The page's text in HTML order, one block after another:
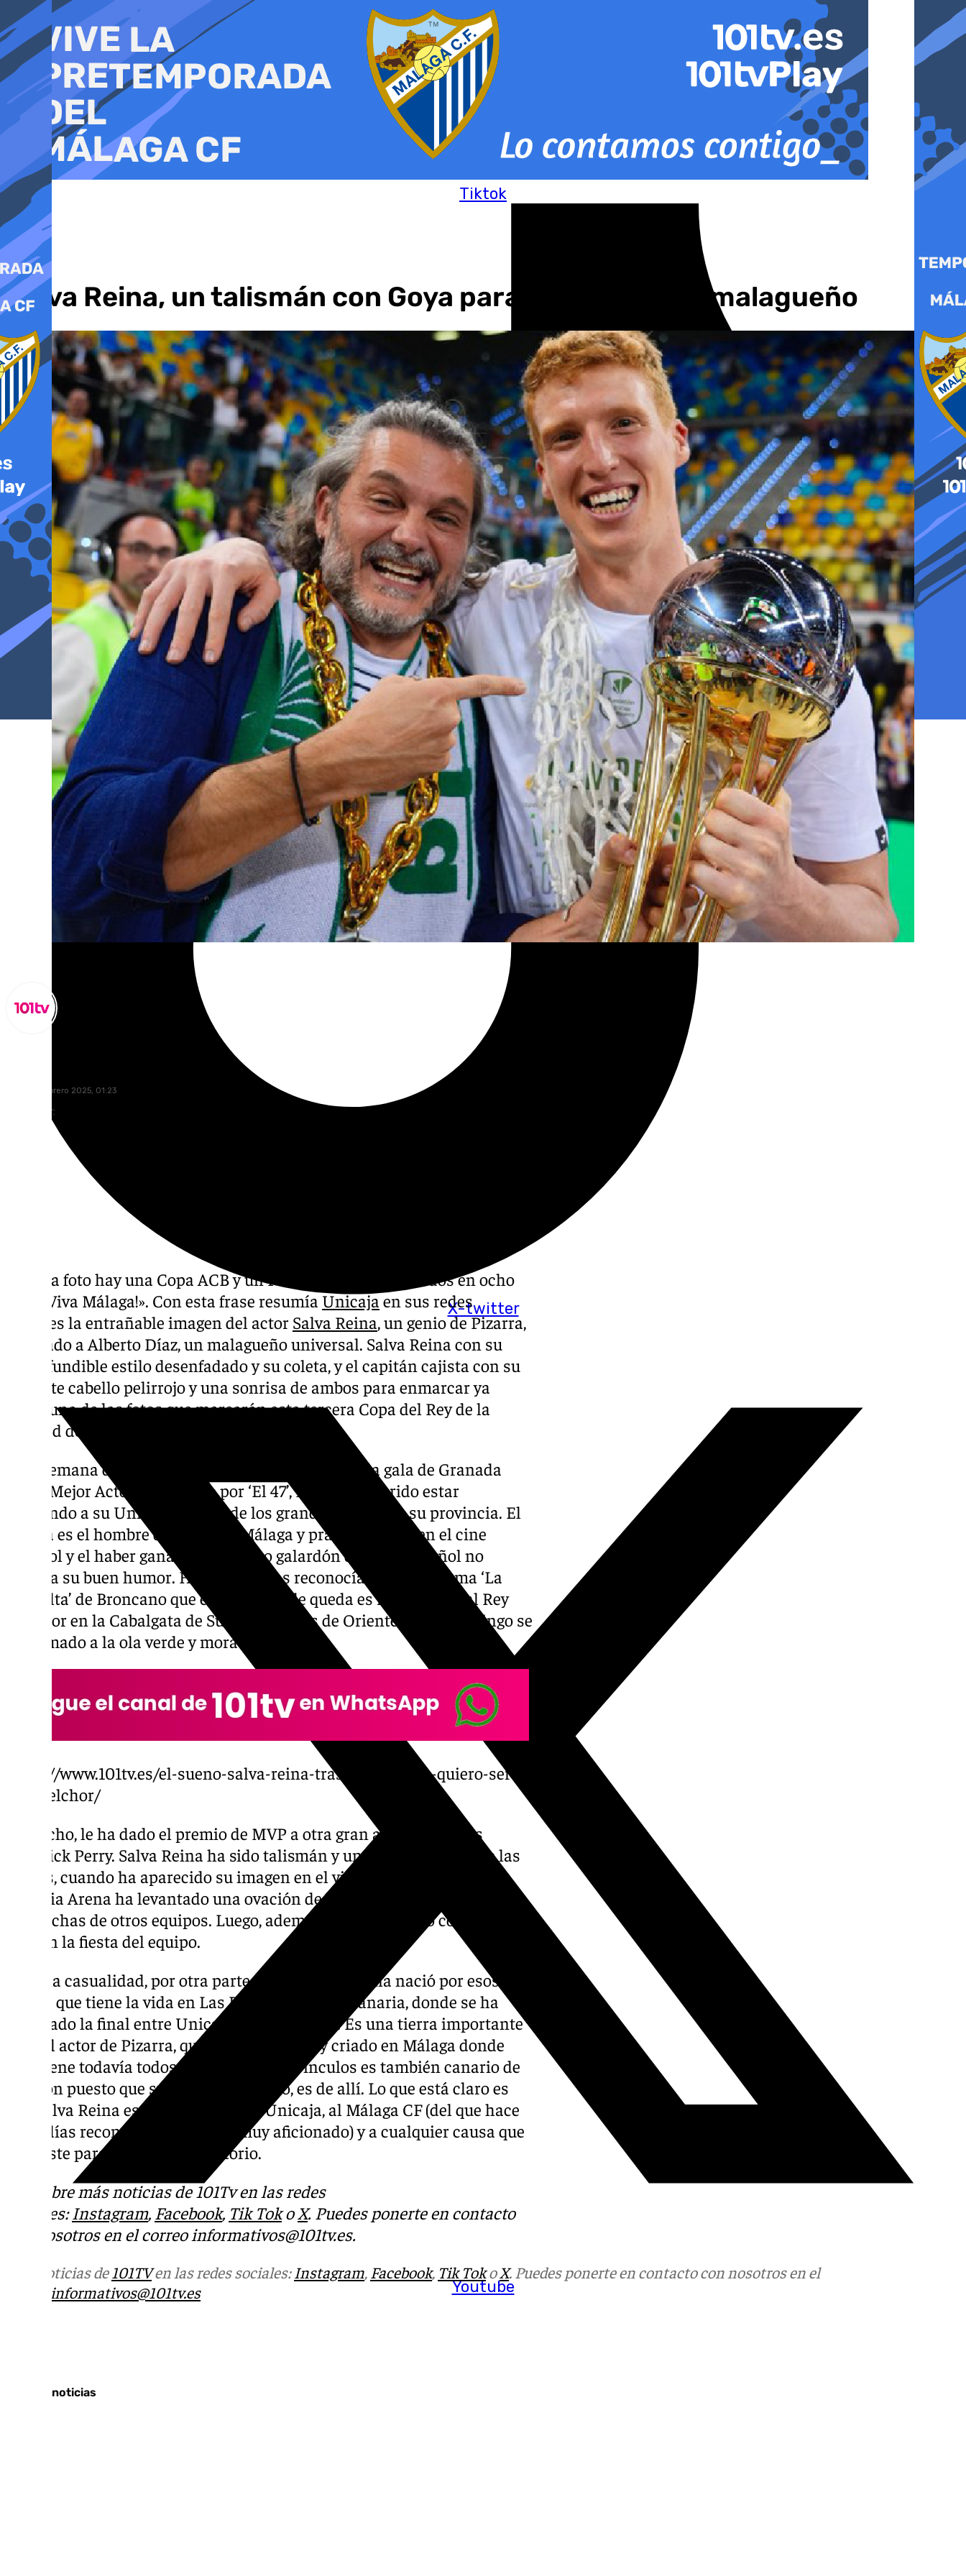
al
contenido
Tiktok
X-twitter
Youtube
Salva Reina, un talismán con Goya para el baloncesto malagueño
lunes, 17 febrero 2025, 01:23
Compartir:
En esta foto hay una Copa ACB y un Premio Goya conseguidos en ocho
días, ¡Viva Málaga!». Con esta frase resumíaUnicajaen sus redes
sociales la entrañable imagen del actor Salva Reina, un genio de Pizarra,
abrazado a Alberto Díaz, un malagueño universal. Salva Reina con su
inconfundible estilo desenfadado y su coleta, y el capitán cajista con su
fulgente cabello pelirrojo y una sonrisa de ambos para enmarcar ya
como una de las fotos que marcarán esta tercera Copa del Rey de la
entidad de Los Guindos.
Una semana después de ganar su primer Goya en la gala de Granada
como Mejor Actor de Reparto por ‘El 47’, Reina ha querido estar
apoyando a su Unicaja y a uno de los grandes clubes de su provincia. El
artista es el hombre de moda en Málaga y prácticamente en el cine
español y el haber ganado el máximo galardón del cine español no
cambia su buen humor. Hace unos días reconocía en el programa ‘La
Revuelta’ de Broncano que el sueño que le queda es representar al Rey
Melchor en la Cabalgata de Sus Majestades de Oriente, y este domingo se
ha sumado a la ola verde y morada.
https://www.101tv.es/el-sueno-salva-reina-tras-lograr-goya-quiero-ser-
rey-melchor/
De hecho, le ha dado el premio de MVP a otra gran artista como es
Kendrick Perry. Salva Reina ha sido talismán y un factor clave desde las
grades, cuando ha aparecido su imagen en el videomarcador del Gran
Canaria Arena ha levantado una ovación de la afición cajista y del resto
de hinchas de otros equipos. Luego, además, ha participado como uno
más en la fiesta del equipo.
Se da la casualidad, por otra parte, de que Salva Reina nació por esos
azares que tiene la vida en Las Palmas de Gran Canaria, donde se ha
celebrado la final entre Unicaja y Real Madrid. Es una tierra importante
para el actor de Pizarra, que aunque nacido y criado en Málaga donde
mantiene todavía todos sus principales vínculos es también canario de
corazón puesto que su pareja, Kira Miró, es de allí. Lo que está claro es
que Salva Reina está para apoyar al Unicaja, al Málaga CF (del que hace
unos días reconocía es también muy aficionado) y a cualquier causa que
se preste para mejorar su territorio.
Descubre más noticias de 101Tv en las redes
sociales: Instagram, Facebook, Tik Toko X. Puedes ponerte en contacto
con nosotros en el correo informativos@101tv.es.
Más noticias de 101TVen las redes sociales: Instagram, Facebook, Tik TokoX. Puedes ponerte en contacto con nosotros en el
informativos@101tv.es
Últimas noticias